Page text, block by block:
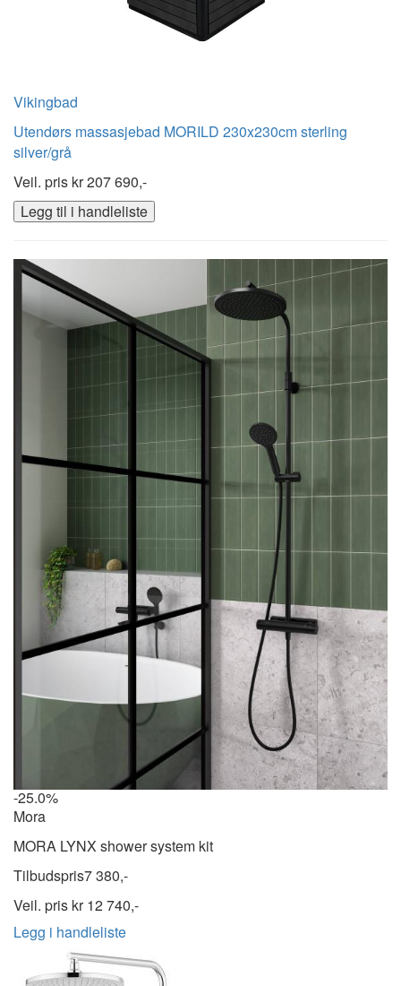
Vikingbad
Utendørs massasjebad MORILD 230x230cm sterling
silver/grå
Veil. pris kr207 690,-
Legg til i handleliste
-25.0%
Mora
MORA LYNX shower system kit
Tilbudspris7 380,-
Veil. pris kr12 740,-
Legg i handleliste